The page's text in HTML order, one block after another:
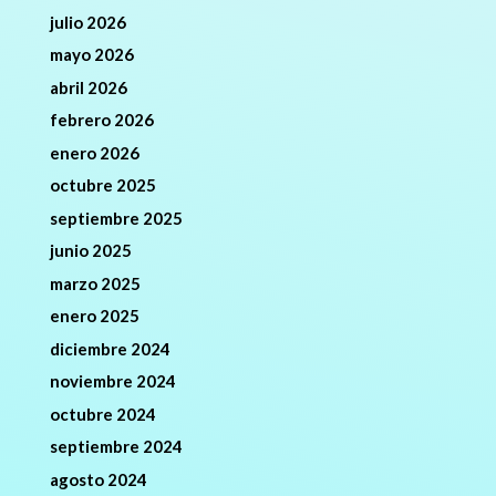
julio 2026
mayo 2026
abril 2026
febrero 2026
enero 2026
octubre 2025
septiembre 2025
junio 2025
marzo 2025
enero 2025
diciembre 2024
noviembre 2024
octubre 2024
septiembre 2024
agosto 2024